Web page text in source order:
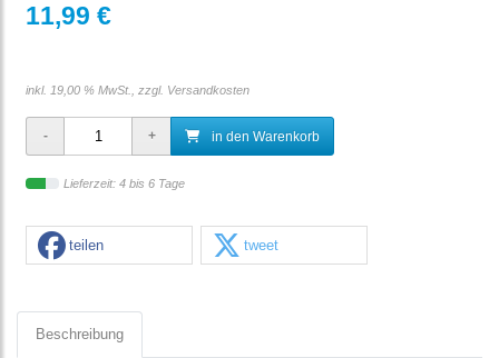
11,99 €
inkl. 19,00 % MwSt., zzgl. Versandkosten
in den Warenkorb
Lieferzeit: 4 bis 6 Tage
teilen tweet
Beschreibung